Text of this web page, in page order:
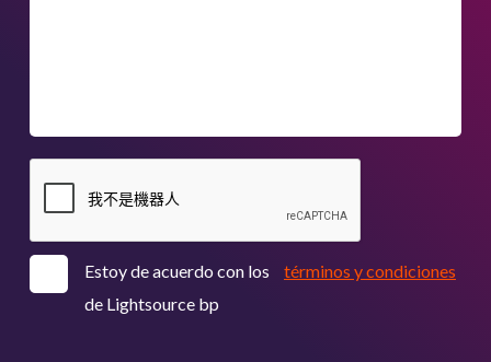
Estoy de acuerdo con los
términos y condiciones
de Lightsource bp